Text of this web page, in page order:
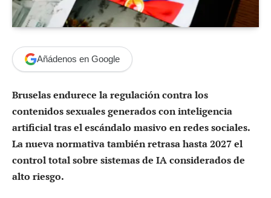
Añádenos en Google
Bruselas endurece la regulación contra los
contenidos sexuales generados con inteligencia
artificial tras el escándalo masivo en redes sociales.
La nueva normativa también retrasa hasta 2027 el
control total sobre sistemas de IA considerados de
alto riesgo.